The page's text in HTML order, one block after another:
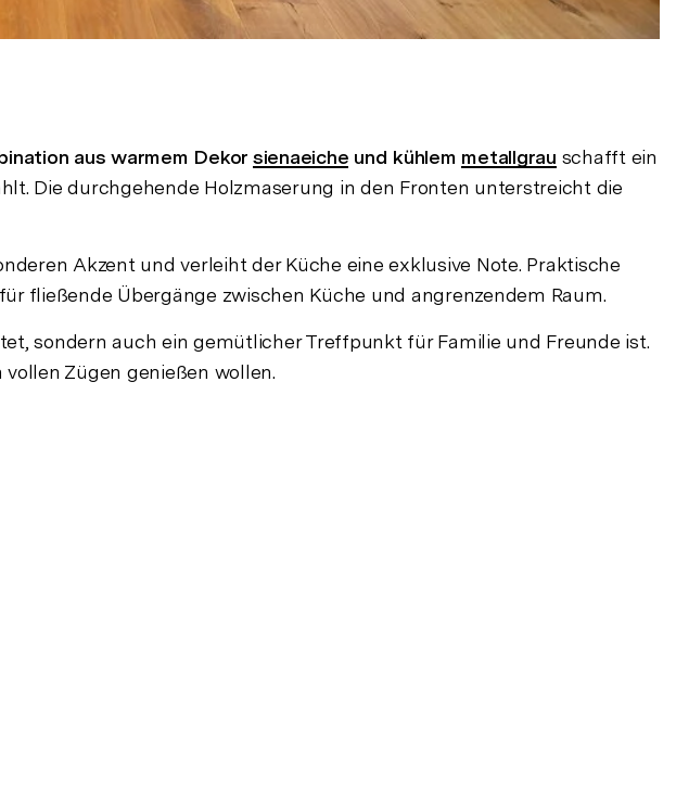
aus warmem Dekor sienaeiche und kühlem metallgrau schafft ein
Die durchgehende Holzmaserung in den Fronten unterstreicht die
Akzent und verleiht der Küche eine exklusive Note. Praktische
fließende Übergänge zwischen Küche und angrenzendem Raum.
sondern auch ein gemütlicher Treffpunkt für Familie und Freunde ist.
Zügen genießen wollen.